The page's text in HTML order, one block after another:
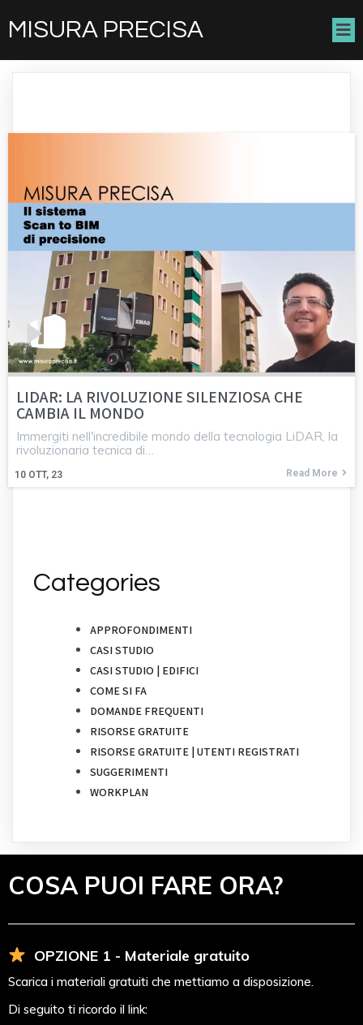
MISURA PRECISA
LIDAR: LA RIVOLUZIONE SILENZIOSA CHE
CAMBIA IL MONDO
10 OTT, 23
Immergiti nell'incredibile mondo della tecnologia LiDAR, la
rivoluzionaria tecnica di…
Read More
Categories
APPROFONDIMENTI
CASI STUDIO
CASI STUDIO | EDIFICI
COME SI FA
DOMANDE FREQUENTI
RISORSE GRATUITE
RISORSE GRATUITE | UTENTI REGISTRATI
SUGGERIMENTI
WORKPLAN
COSA PUOI FARE ORA?
OPZIONE 1 - Materiale gratuito
Scarica i materiali gratuiti che mettiamo a disposizione.
Di seguito ti ricordo il link: